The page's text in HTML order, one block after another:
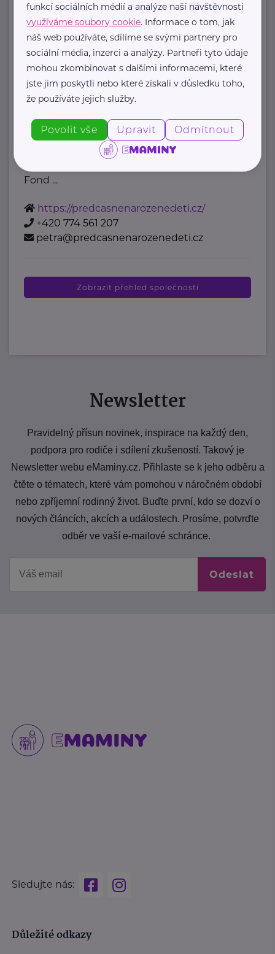
+420 224 971 111
mzcr@mzcr.cz
Nadační fond pro předčasně
narozené děti
Podolské nábřeží 157/36
narozené děti je nezisková organizace
, která pomáhá rodinám předčasně
Fond ...
https://predcasnenarozenedeti.cz/
+420 774 561 207
petra@predcasnenarozenedeti.cz
Zobrazit přehled společností
Newsletter
Pravidelný přísun novinek, inspirace na každý den,
podpora pro rodiče i sdílení zkušeností. Takový je
Newsletter webu eMaminy.cz. Přihlaste se k jeho odběru a
čtěte o tématech, které vám pomohou v náročném období
nebo zpříjemní rodinný život. Buďte první, kdo se dozví o
nových článcích, akcích a událostech. Prosíme, potvrďte
odběr ve vaší e-mailové schránce.
Odeslat
Sledujte nás:
Důležité odkazy
funkcí sociálních médií a analýze naší návštěvnosti
využíváme soubory cookie. Informace o tom, jak
náš web používáte, sdílíme se svými partnery pro
sociální média, inzerci a analýzy. Partneři tyto údaje
mohou zkombinovat s dalšími informacemi, které
jste jim poskytli nebo které získali v důsledku toho,
že používáte jejich služby.
Povolit vše Upravit Odmítnout